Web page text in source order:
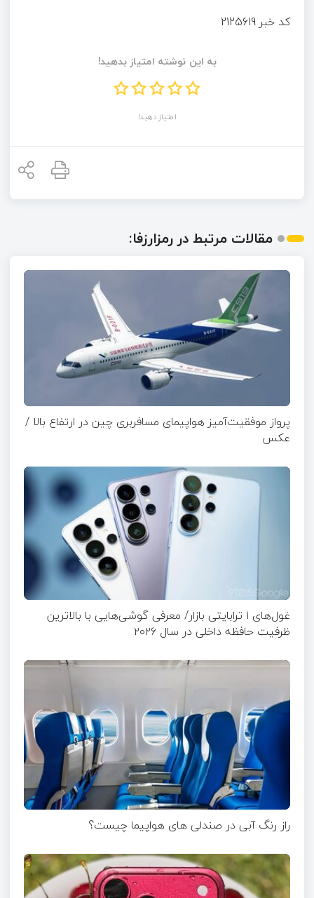
کد خبر 2125619
به این نوشته امتیاز بدهید!
امتیاز دهید!
مقالات مرتبط در رمزارزفا:
پرواز موفقیت‌آمیز هواپیمای مسافربری چین در ارتفاع بالا /
عکس
غول‌های ۱ ترابایتی بازار/ معرفی گوشی‌هایی با بالاترین
ظرفیت حافظه داخلی در سال ۲۰۲۶
راز رنگ آبی در صندلی های هواپیما چیست؟